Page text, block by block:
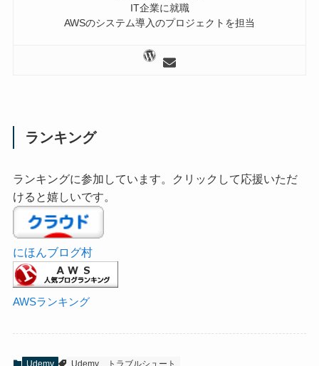
IT企業に就職
AWSのシステム導入のプロジェクトを担当
ランキング
ランキングに参加しています。クリックして応援いただ
けると嬉しいです。
にほんブログ村
AWSランキング
Udemy Udemy トラブルシュート